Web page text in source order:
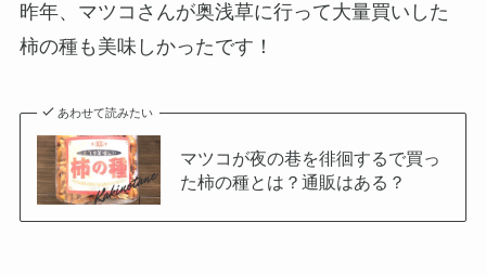
昨年、マツコさんが奥浅草に行って大量買いした
柿の種も美味しかったです！
あわせて読みたい
マツコが夜の巷を徘徊するで買っ
た柿の種とは？通販はある？